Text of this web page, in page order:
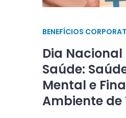
BENEFÍCIOS
Dia Nacional
Saúde:
Mental e
Ambiente